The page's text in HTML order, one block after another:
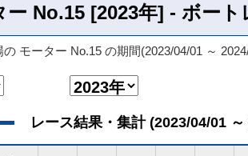
ー No.15 [2023年] - ボート
モーター No.15 の期間(2023/04/01 ～
レース結果・集計 (2023/04/01